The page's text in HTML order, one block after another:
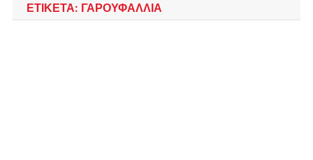
ΕΤΙΚΈΤΑ: ΓΑΡΟΥΦΑΛΛΙΆ